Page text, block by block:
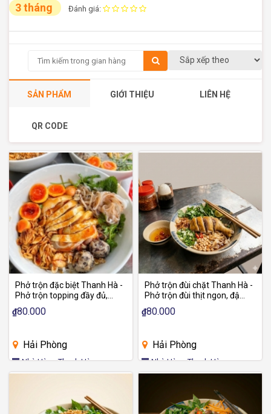
3 tháng Đánh giá:
SẢN PHẨM GIỚI THIỆU LIÊN HỆ
QR CODE
Phở trộn đặc biệt Thanh Hà -
Phở trộn topping đầy đủ,
ngon đậm vị
₫80.000
Hải Phòng
Nhà Hàng Thanh Hà
Phở trộn đùi chặt Thanh Hà -
Phở trộn đùi thịt ngon, đậm
đà
₫80.000
Hải Phòng
Nhà Hàng Thanh Hà